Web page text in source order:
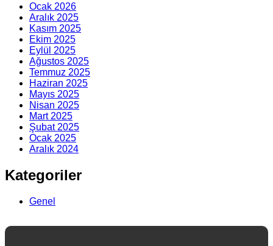
Ocak 2026
Aralık 2025
Kasım 2025
Ekim 2025
Eylül 2025
Ağustos 2025
Temmuz 2025
Haziran 2025
Mayıs 2025
Nisan 2025
Mart 2025
Şubat 2025
Ocak 2025
Aralık 2024
Kategoriler
Genel